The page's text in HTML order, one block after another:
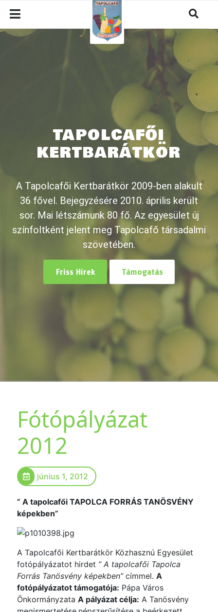
TAPOLCAFŐI
KERTBARÁTKÖR
A Tapolcafői Kertbarátkör 2009-ben alakult
36 fővel. Bejegyzésére 2010. április került
sor. Mai létszámunk 80 fő. Az egyesület új
színfoltként jelent meg Tapolcafő társadalmi
szövetében.
Friss Hírek Támogatás
Fótópályázat
2012
június 1, 2012
” A tapolcafői TAPOLCA FORRÁS TANÖSVÉNY
képekben”
A Tapolcafői Kertbarátkör Közhasznú Egyesület
fotópályázatot hirdet ” A tapolcafői Tapolca
Forrás Tanösvény képekben”címmel. A
fotópályázatot támogatója: Pápa Város
Önkormányzata A pályázat célja: A Tanösvény